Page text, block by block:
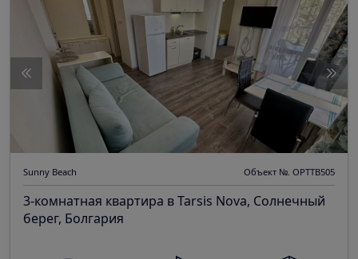
Sunny Beach Объект №. OPTTB505
3-комнатная квартира в Tarsis Nova, Солнечный
берег, Болгария